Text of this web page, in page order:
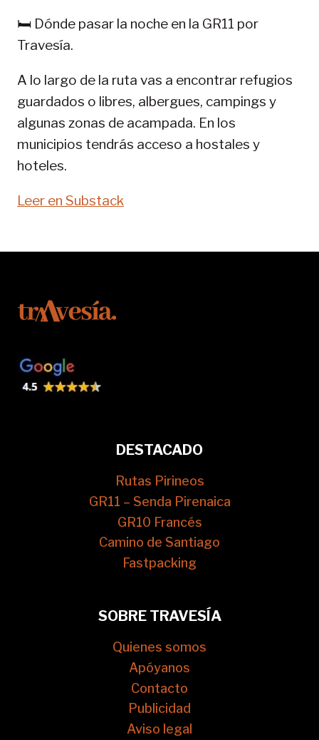
11-
🛏️ Dónde pasar la noche en la GR11 por
Travesía.
A lo largo de la ruta vas a encontrar refugios
guardados o libres, albergues, campings y
algunas zonas de acampada. En los
municipios tendrás acceso a hostales y
hoteles.
Leer en Substack
DESTACADO
Rutas Pirineos
GR11 – Senda Pirenaica
GR10 Francés
Camino de Santiago
Fastpacking
SOBRE TRAVESÍA
Quienes somos
Apóyanos
Contacto
Publicidad
Aviso legal